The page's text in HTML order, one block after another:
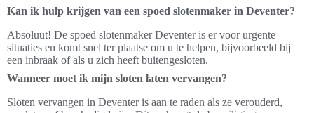
Kan ik hulp krijgen van een spoed slotenmaker in Deventer?
Absoluut! De spoed slotenmaker Deventer is er voor urgente
situaties en komt snel ter plaatse om u te helpen, bijvoorbeeld bij
een inbraak of als u zich heeft buitengesloten.
Wanneer moet ik mijn sloten laten vervangen?
Sloten vervangen in Deventer is aan te raden als ze verouderd,